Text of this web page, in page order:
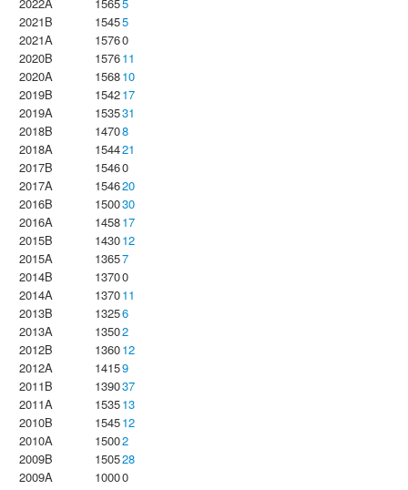
2021B
15455
2021A
15760
2020B
157611
2020A
156810
2019B
154217
2019A
153531
2018B
14708
2018A
154421
2017B
15460
2017A
154620
2016B
150030
2016A
145817
2015B
143012
2015A
13657
2014B
13700
2014A
137011
2013B
13256
2013A
13502
2012B
136012
2012A
14159
2011B
139037
2011A
153513
2010B
154512
2010A
15002
2009B
150528
2009A
10000